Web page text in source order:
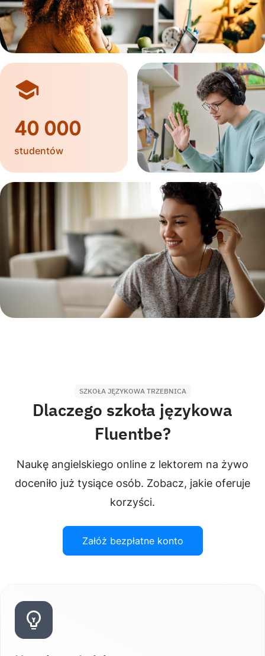
40 000
studentów
SZKOŁA JĘZYKOWA TRZEBNICA
Dlaczego szkoła językowa
Fluentbe?
Naukę angielskiego online z lektorem na żywo
doceniło już tysiące osób. Zobacz, jakie oferuje
korzyści.
Załóż bezpłatne konto